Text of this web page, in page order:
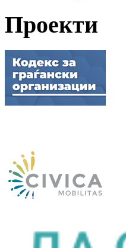
Проекти